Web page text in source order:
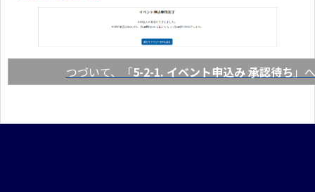
つづいて、「5-2-1. イベント申込み 承認待ち 」へ